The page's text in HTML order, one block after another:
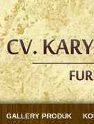
GALLERY PRODUK